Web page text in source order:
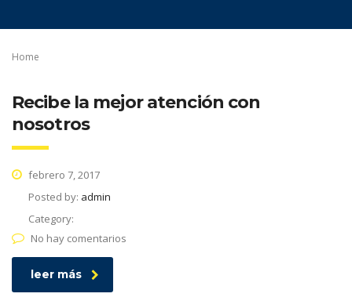
Home
Recibe la mejor atención con
nosotros
febrero 7, 2017
Posted by: admin
Category:
No hay comentarios
leer más